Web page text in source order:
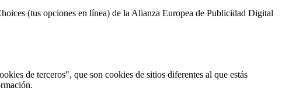
(tus opciones en línea) de la Alianza Europea de Publicidad Digital
de terceros", que son cookies de sitios diferentes al que estás